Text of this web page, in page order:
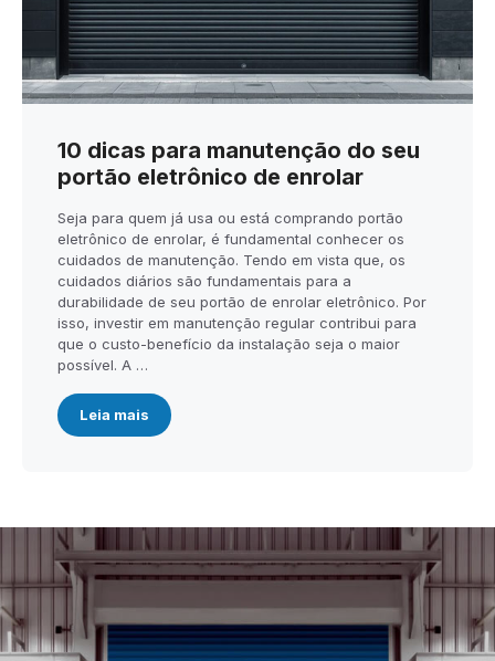
10 dicas para manutenção do seu
portão eletrônico de enrolar
Seja para quem já usa ou está comprando portão
eletrônico de enrolar, é fundamental conhecer os
cuidados de manutenção. Tendo em vista que, os
cuidados diários são fundamentais para a
durabilidade de seu portão de enrolar eletrônico. Por
isso, investir em manutenção regular contribui para
que o custo-benefício da instalação seja o maior
possível. A …
Leia mais